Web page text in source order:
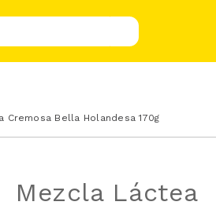
Cremosa Bella Holandesa 170g
Mezcla Láctea